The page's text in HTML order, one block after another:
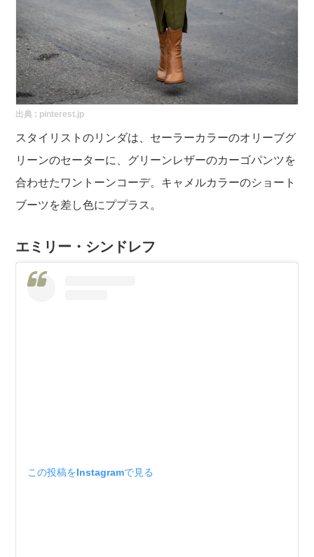
出典 : pinterest.jp
スタイリストのリンダは、セーラーカラーのオリーブグ
リーンのセーターに、グリーンレザーのカーゴパンツを
合わせたワントーンコーデ。キャメルカラーのショート
ブーツを差し色にププラス。
エミリー・シンドレフ
この投稿をInstagramで見る